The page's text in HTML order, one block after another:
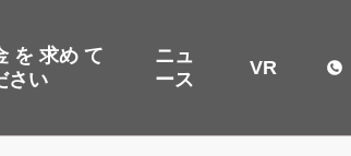
を 求め て
さい
ニュ
ース
VR